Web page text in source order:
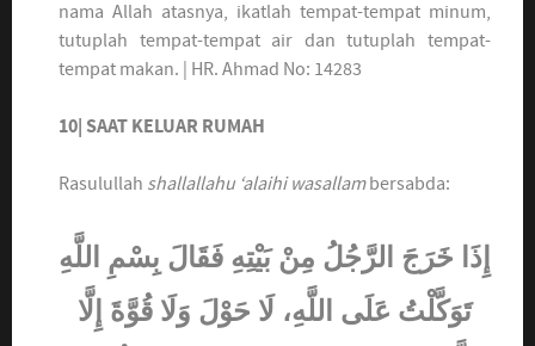
nama Allah atasnya, ikatlah tempat-tempat minum,
tutuplah tempat-tempat air dan tutuplah tempat-
tempat makan. | HR. Ahmad No: 14283
10| SAAT KELUAR RUMAH
Rasulullah shallallahu ‘alaihi wasallambersabda:
إِذَا خَرَجَ الرَّجُلُ مِنْ بَيْتِهِ فَقَالَ بِسْمِ اللَّهِ
تَوَكَّلْتُ عَلَى اللَّهِ، لَا حَوْلَ وَلَا قُوَّةَ إِلَّا